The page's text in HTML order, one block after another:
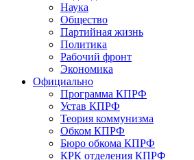
Наука
Общество
Партийная жизнь
Политика
Рабочий фронт
Экономика
Официально
Программа КПРФ
Устав КПРФ
Теория коммунизма
Обком КПРФ
Бюро обкома КПРФ
КРК отделения КПРФ